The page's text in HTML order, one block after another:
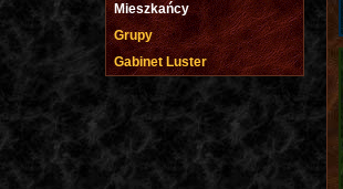
Mieszkańcy
Grupy
Gabinet Luster